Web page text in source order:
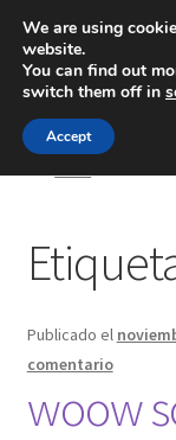
Inicio
Ingeniería
Contacto
Publicado el
comentario
woow
We are using
website.
You can find out
switch them off in
Accept